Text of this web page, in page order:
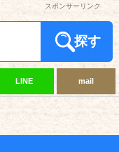
スポンサーリンク
探す
LINE mail